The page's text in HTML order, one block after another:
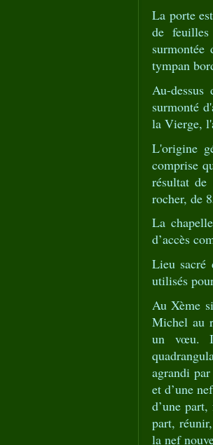
La porte
de
tympan
Au-
surmonté
la Vierge,
L'origine
comprise
résultat de
rocher, de
La
d’accès
Lieu sacré
utilisés
Au Xème
Michel au
un vœu.
agrandi
et d’une
d’une
part,
la nef